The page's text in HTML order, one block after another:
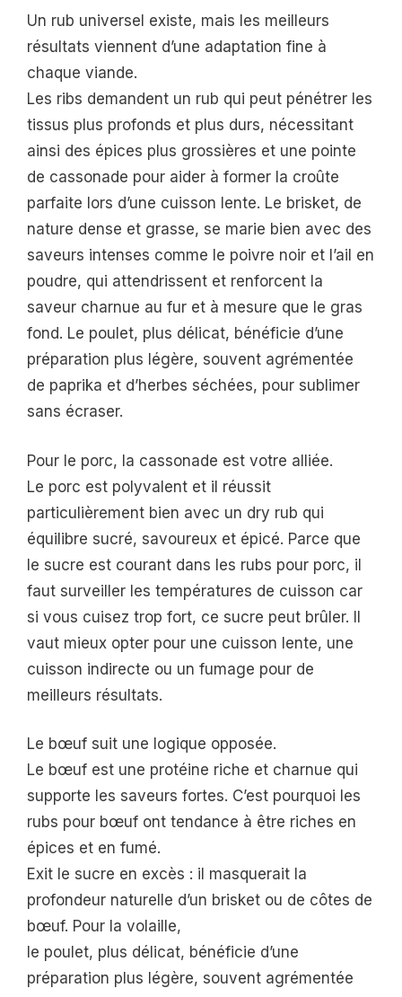
Un rub universel existe, mais les meilleurs
résultats viennent d’une adaptation fine à
chaque viande.
Les ribs demandent un rub qui peut pénétrer les
tissus plus profonds et plus durs, nécessitant
ainsi des épices plus grossières et une pointe
de cassonade pour aider à former la croûte
parfaite lors d’une cuisson lente. Le brisket, de
nature dense et grasse, se marie bien avec des
saveurs intenses comme le poivre noir et l’ail en
poudre, qui attendrissent et renforcent la
saveur charnue au fur et à mesure que le gras
fond. Le poulet, plus délicat, bénéficie d’une
préparation plus légère, souvent agrémentée
de paprika et d’herbes séchées, pour sublimer
sans écraser.
Pour le porc, la cassonade est votre alliée.
Le porc est polyvalent et il réussit
particulièrement bien avec un dry rub qui
équilibre sucré, savoureux et épicé. Parce que
le sucre est courant dans les rubs pour porc, il
faut surveiller les températures de cuisson car
si vous cuisez trop fort, ce sucre peut brûler. Il
vaut mieux opter pour une cuisson lente, une
cuisson indirecte ou un fumage pour de
meilleurs résultats.
Le bœuf suit une logique opposée.
Le bœuf est une protéine riche et charnue qui
supporte les saveurs fortes. C’est pourquoi les
rubs pour bœuf ont tendance à être riches en
épices et en fumé.
Exit le sucre en excès : il masquerait la
profondeur naturelle d’un brisket ou de côtes de
bœuf. Pour la volaille,
le poulet, plus délicat, bénéficie d’une
préparation plus légère, souvent agrémentée